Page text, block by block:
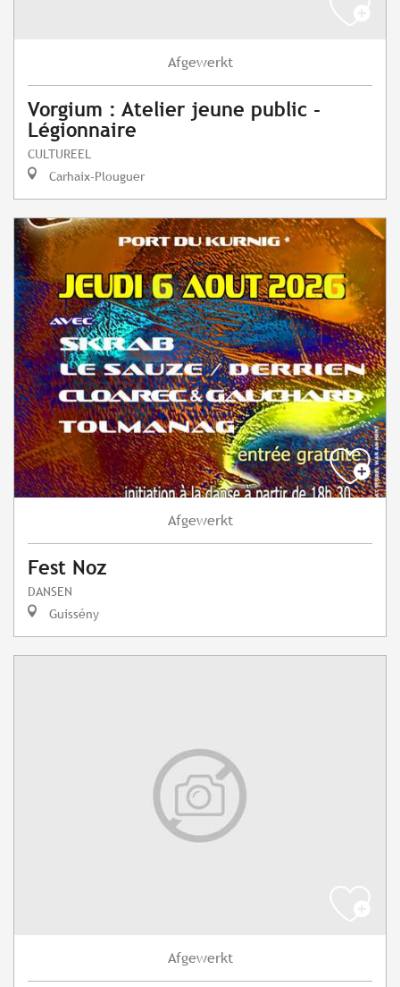
Afgewerkt
Vorgium : Atelier jeune public -
Légionnaire
CULTUREEL
Carhaix-Plouguer
Afgewerkt
Fest Noz
DANSEN
Guissény
Afgewerkt